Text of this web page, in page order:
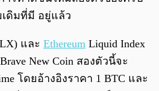
ดิมที่มี อยู่แล้ว
และ Ethereum Liquid Index
New Coin สองตัวนี้จะ
โดยอ้างอิงราคา 1 BTC และ